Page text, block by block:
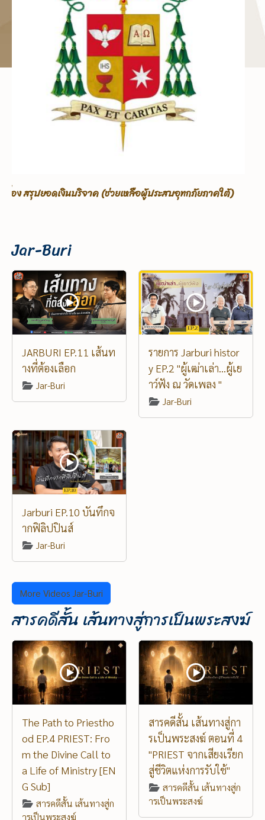
เรื่อง ขอรับบริจาคเพื่อช่วยเหลือผู้ประสบอุทกภัยภาคใต้
Jar-Buri
JARBURI EP.11 เส้นท
างที่ต้องเลือก
Jar-Buri
รายการ Jarburi histor
y EP.2 "ผู้เฒ่าเล่า...ผู้เย
าว์ฟัง ณ วัดเพลง "
Jar-Buri
Jarburi EP.10 บันทึกจ
ากฟิลิปปินส์
Jar-Buri
More Videos Jar-Buri
สารคดีสั้น เส้นทางสู่การเป็นพระสงฆ์
The Path to Priestho
od EP.4 PRIEST: Fro
m the Divine Call to
a Life of Ministry [EN
G Sub]
สารคดีสั้น เส้นทางสู่ก
ารเป็นพระสงฆ์
สารคดีสั้น เส้นทางสู่กา
รเป็นพระสงฆ์ ตอนที่ 4
"PRIEST จากเสียงเรียก
สู่ชีวิตแห่งการรับใช้"
สารคดีสั้น เส้นทางสู่ก
ารเป็นพระสงฆ์